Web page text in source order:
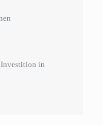
Investition in